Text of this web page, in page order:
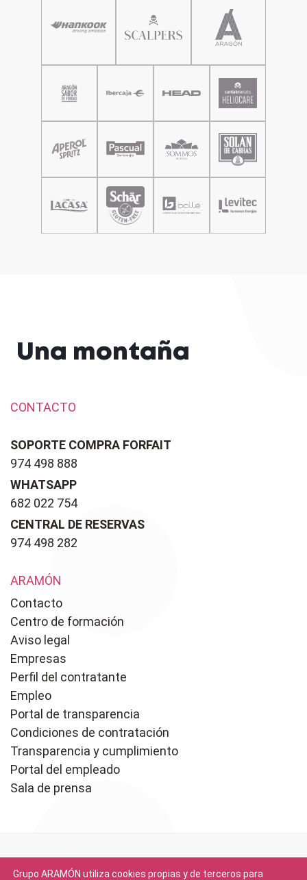
Una montaña
CONTACTO
SOPORTE COMPRA FORFAIT
974 498 888
WHATSAPP
682 022 754
CENTRAL DE RESERVAS
974 498 282
ARAMÓN
Contacto
Centro de formación
Aviso legal
Empresas
Perfil del contratante
Empleo
Portal de transparencia
Condiciones de contratación
Transparencia y cumplimiento
Portal del empleado
Sala de prensa
Grupo ARAMÓN utiliza cookies propias y de terceros para